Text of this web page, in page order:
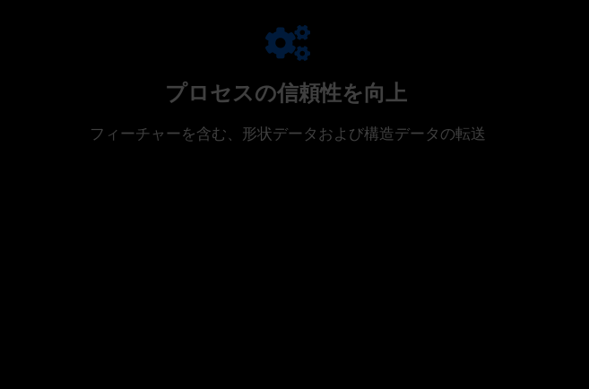
プロセスの信頼性を向上
フィーチャーを含む、形状データおよび構造データの転送